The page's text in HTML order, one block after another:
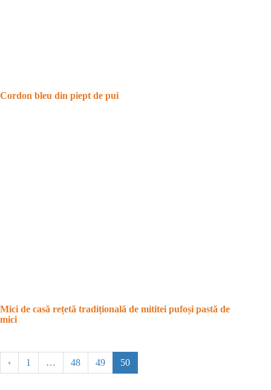
Cordon bleu din piept de pui
Mici de casă rețetă tradițională de mititei pufoși pastă de
mici
‹ 1 … 48 49 50